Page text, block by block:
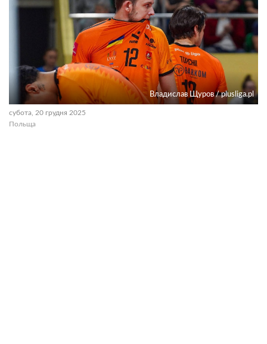
Владислав Щуров / plusliga.pl
субота, 20 грудня 2025
Польща